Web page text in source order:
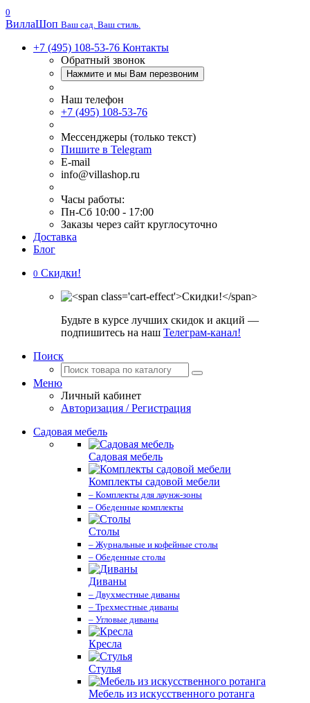
0
ВиллаШоп Ваш сад. Ваш стиль.
+7 (495) 108-53-76 Контакты
Обратный звонок
Нажмите и мы Вам перезвоним
Наш телефон
+7 (495) 108-53-76
Мессенджеры (только текст)
Пишите в Telegram
E-mail
info@villashop.ru
Часы работы:
Пн-Сб 10:00 - 17:00
Заказы через сайт круглосуточно
Доставка
Блог
0 Скидки!
Будьте в курсе лучших скидок и акций —
подпишитесь на наш Телеграм-канал!
Поиск
Меню
Личный кабинет
Авторизация / Регистрация
Садовая мебель
Садовая мебель
Комплекты садовой мебели
– Комплекты для лаунж-зоны
– Обеденные комплекты
Столы
– Журнальные и кофейные столы
– Обеденные столы
Диваны
– Двухместные диваны
– Трехместные диваны
– Угловые диваны
Кресла
Стулья
Мебель из искусственного ротанга